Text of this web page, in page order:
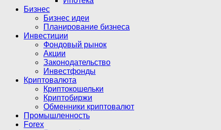
Бизнес
Бизнес идеи
Планирование бизнеса
Инвестиции
Фондовый рынок
Акции
Законодательство
Инвестфонды
Криптовалюта
Криптокошельки
Криптобиржи
Обменники криптовалют
Промышленность
Forex